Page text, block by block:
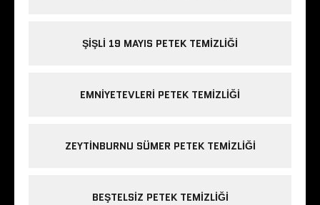
ŞIŞLI 19 MAYIS PETEK TEMIZLIĞI
EMNIYETEVLERI PETEK TEMIZLIĞI
ZEYTINBURNU SÜMER PETEK TEMIZLIĞI
BEŞTELSIZ PETEK TEMIZLIĞI